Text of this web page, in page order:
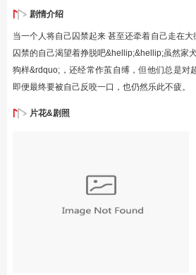
剧情介绍
当一个人将自己囚禁起来 甚至还牵着自己走在
囚禁的自己渴望着挣脱吧&hellip;&hellip;虽然家
狗样&rdquo;，还经常作茧自缚，但他们总是对
即便最终要被自己反咬一口，也仍然乐此不疲。
片花&剧照